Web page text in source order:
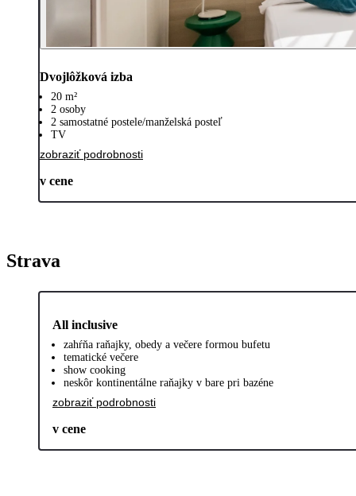
Dvojlôžková izba
20 m²
2 osoby
2 samostatné postele/manželská posteľ
TV
zobraziť podrobnosti
v cene
Strava
All inclusive
zahŕňa raňajky, obedy a večere formou bufetu
tematické večere
show cooking
neskôr kontinentálne raňajky v bare pri bazéne
zobraziť podrobnosti
v cene